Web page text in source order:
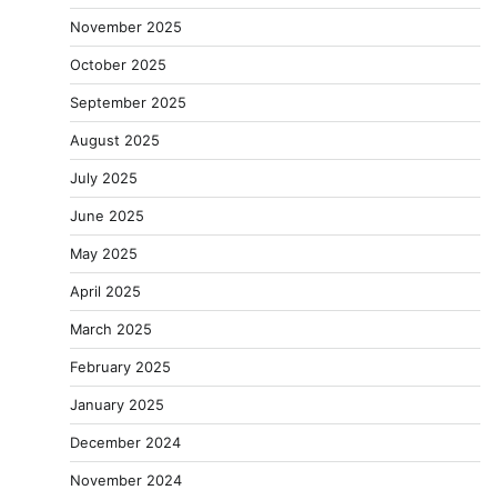
November 2025
October 2025
September 2025
August 2025
July 2025
June 2025
May 2025
April 2025
March 2025
February 2025
January 2025
December 2024
November 2024